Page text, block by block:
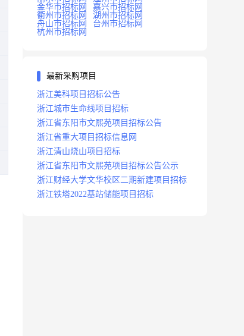
金华市招标网
嘉兴市招标网
衢州市招标网
湖州市招标网
舟山市招标网
台州市招标网
杭州市招标网
最新采购项目
浙江美科项目招标公告
浙江城市生命线项目招标
浙江省东阳市文熙苑项目招标公告
浙江省重大项目招标信息网
浙江清山烧山项目招标
浙江省东阳市文熙苑项目招标公告公示
浙江财经大学文华校区二期新建项目招标
浙江铁塔2022基站储能项目招标